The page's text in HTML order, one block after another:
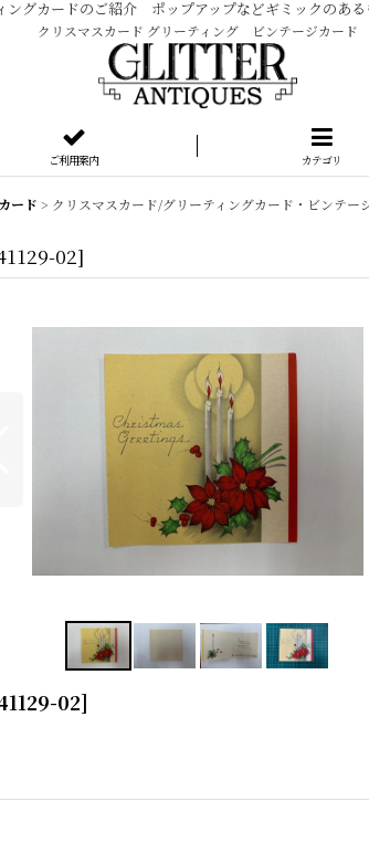
グカードのご紹介 ポップアップなどギミックのある
クリスマスカード グリーティング ビンテージカード
ご利用案内 カテゴリ
ード > クリスマスカード/グリーティングカード・ビンテー
02]
02]